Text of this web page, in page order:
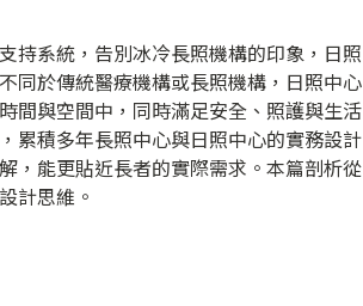
持系統，告別冰冷長照機構的印象，日照
同於傳統醫療機構或長照機構，日照中心
間與空間中，同時滿足安全、照護與生活
累積多年長照中心與日照中心的實務設計
，能更貼近長者的實際需求。本篇剖析從
計思維。